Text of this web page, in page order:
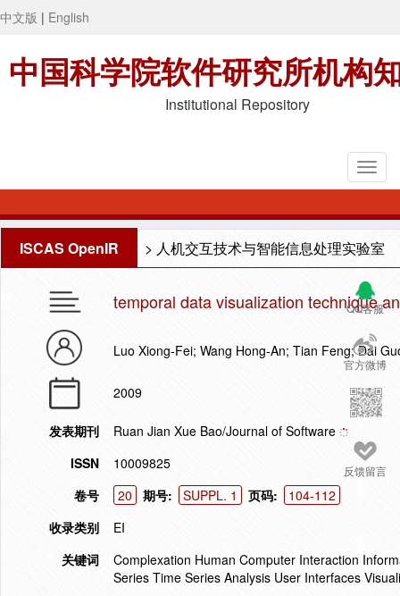
中文版 | English
中国科学院软件研究所机构
Institutional Repository
ISCAS OpenIR > 人机交互技术与智能信息处理实验室
QQ客服
官方微博
反馈留言
temporal data visualization technique
Luo Xiong-Fei; Wang Hong-An; Tian Feng; Dai
2009
发表期刊
Ruan Jian Xue Bao/Journal of Software
ISSN
10009825
卷号
20 期号: SUPPL. 1 页码:
104-112
收录类别
EI
关键词
Complexation Human Computer Interaction
Series Time Series Analysis User Interfaces